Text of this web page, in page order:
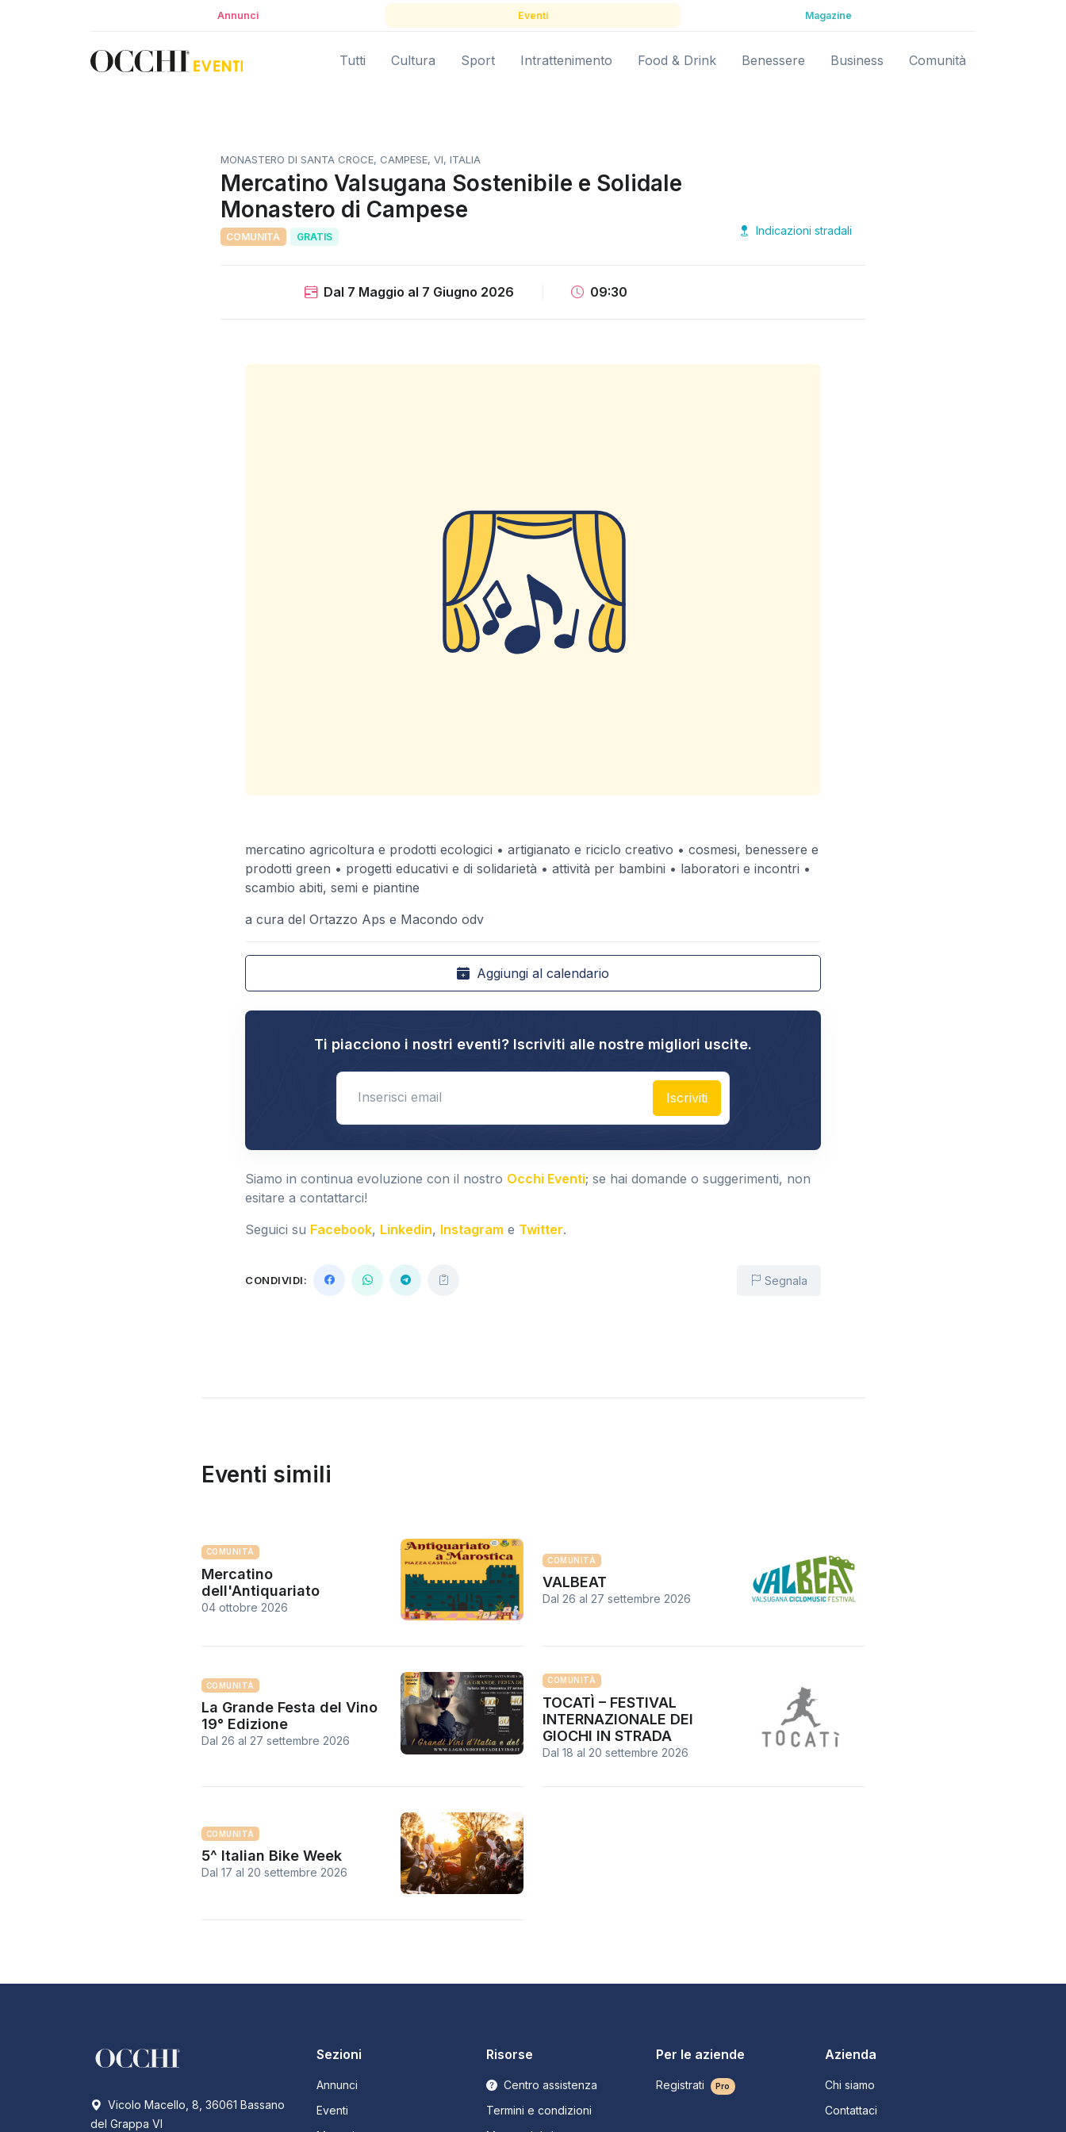
Annunci Eventi Magazine
Tutti Cultura Sport Intrattenimento Food & Drink Benessere Business Comunità
MONASTERO DI SANTA CROCE, CAMPESE, VI, ITALIA
Mercatino Valsugana Sostenibile e Solidale
Monastero di Campese
COMUNITÀ GRATIS Indicazioni stradali
Dal 7 Maggio al 7 Giugno 2026 09:30
mercatino agricoltura e prodotti ecologici • artigianato e riciclo creativo • cosmesi, benessere e
prodotti green • progetti educativi e di solidarietà • attività per bambini • laboratori e incontri •
scambio abiti, semi e piantine
a cura del Ortazzo Aps e Macondo odv
Aggiungi al calendario
Ti piacciono i nostri eventi? Iscriviti alle nostre migliori uscite.
Iscriviti
Siamo in continua evoluzione con il nostro Occhi Eventi; se hai domande o suggerimenti, non
esitare a contattarci!
Seguici su Facebook, Linkedin, Instagram e Twitter.
CONDIVIDI: Segnala
Eventi simili
COMUNITÀ
Mercatino
dell'Antiquariato
04 ottobre 2026
COMUNITÀ
VALBEAT
Dal 26 al 27 settembre 2026
COMUNITÀ
La Grande Festa del Vino
19° Edizione
Dal 26 al 27 settembre 2026
COMUNITÀ
TOCATÌ – FESTIVAL
INTERNAZIONALE DEI
GIOCHI IN STRADA
Dal 18 al 20 settembre 2026
COMUNITÀ
5^ Italian Bike Week
Dal 17 al 20 settembre 2026
Vicolo Macello, 8, 36061 Bassano
del Grappa VI
Sezioni
Annunci
Eventi
Risorse
Centro assistenza
Termini e condizioni
Per le aziende
Registrati Pro
Azienda
Chi siamo
Contattaci